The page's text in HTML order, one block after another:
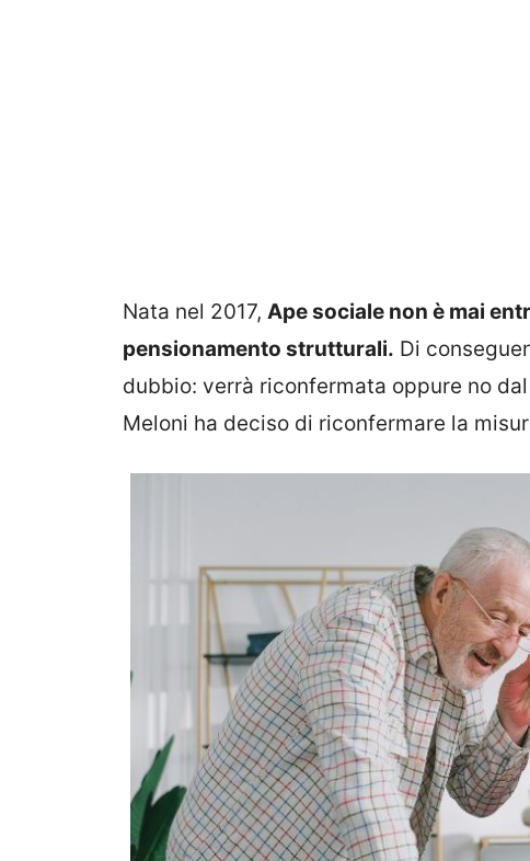
Nata nel 2017, Ape sociale non è mai
pensionamento strutturali. Di
dubbio: verrà riconfermata oppure no
Meloni ha deciso di riconfermare la